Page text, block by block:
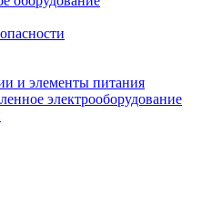
и элементы питания
электрооборудование